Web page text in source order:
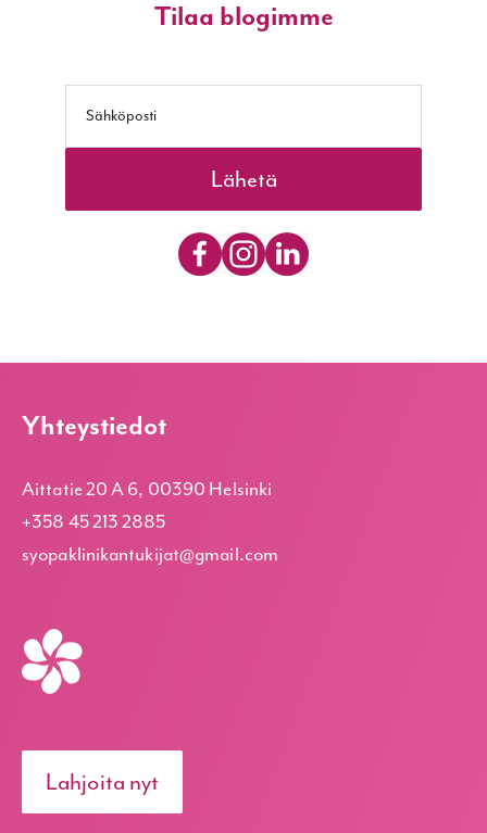
Tilaa blogimme
Yhteystiedot
Aittatie 20 A 6, 00390 Helsinki
+358 45 213 2885
syopaklinikantukijat@gmail.com
Lahjoita nyt